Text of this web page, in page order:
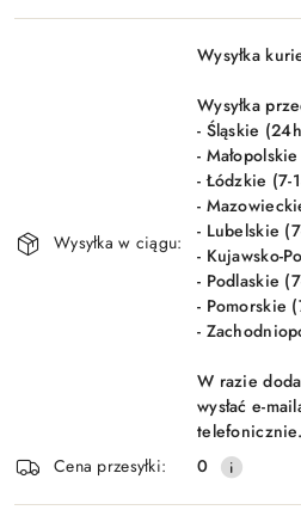
Wyślij
Dostępność
Wysyłka w ciągu:
Wysyłka
Wysyłka
- Śląskie
-
- Łódzkie (7-
-
- Lubelskie
- Kujawsko-
- Podlaskie
- Pomorskie
-
W razie
wysłać e-
telefonicznie.
Cena przesyłki:
0